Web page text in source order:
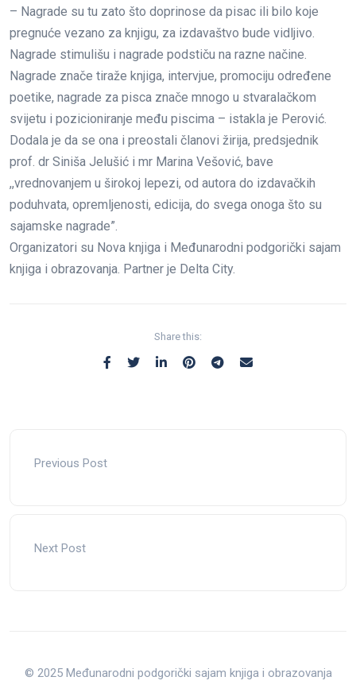
– Nagrade su tu zato što doprinose da pisac ili bilo koje
pregnuće vezano za knjigu, za izdavaštvo bude vidljivo.
Nagrade stimulišu i nagrade podstiču na razne načine.
Nagrade znače tiraže knjiga, intervjue, promociju određene
poetike, nagrade za pisca znače mnogo u stvaralačkom
svijetu i pozicioniranje među piscima – istakla je Perović.
Dodala je da se ona i preostali članovi žirija, predsjednik
prof. dr Siniša Jelušić i mr Marina Vešović, bave
,,vrednovanjem u širokoj lepezi, od autora do izdavačkih
poduhvata, opremljenosti, edicija, do svega onoga što su
sajamske nagrade”.
Organizatori su Nova knjiga i Međunarodni podgorički sajam
knjiga i obrazovanja. Partner je Delta City.
Share this:
Previous Post
Next Post
© 2025 Međunarodni podgorički sajam knjiga i obrazovanja